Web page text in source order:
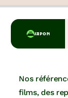
JAPON
Nos
films, des